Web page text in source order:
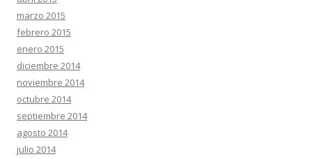
marzo 2015
febrero 2015
enero 2015
diciembre 2014
noviembre 2014
octubre 2014
septiembre 2014
agosto 2014
julio 2014